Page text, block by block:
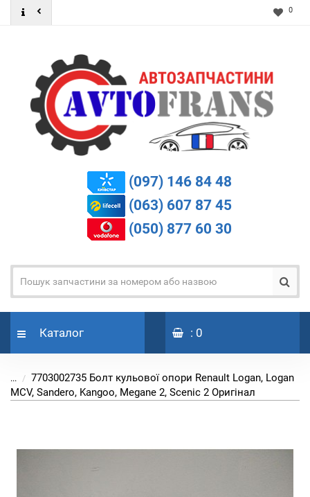
0
(097) 146 84 48
(063) 607 87 45
(050) 877 60 30
Каталог : 0
...
7703002735 Болт кульової опори Renault Logan, Logan
MCV, Sandero, Kangoo, Megane 2, Scenic 2 Оригінал